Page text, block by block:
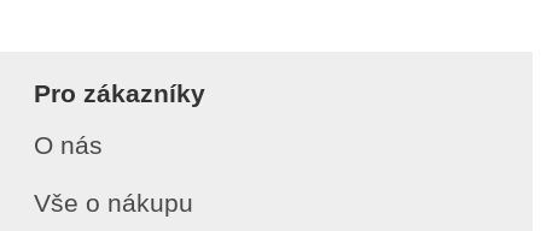
Pro zákazníky
O nás
Vše o nákupu